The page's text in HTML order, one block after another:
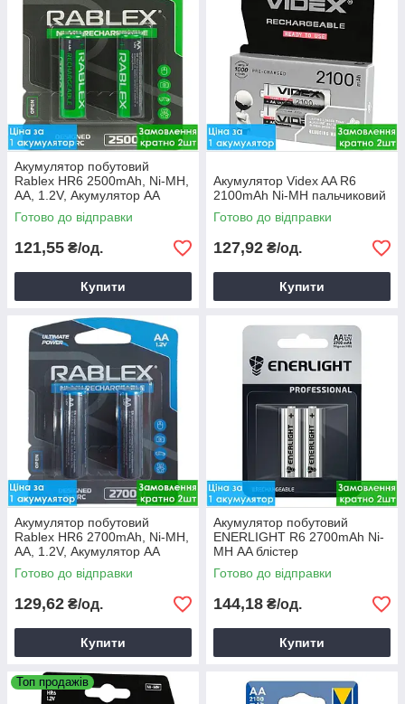
Акумулятор побутовий
Rablex HR6 2500mAh, Ni-MH,
АA, 1.2V, Акумулятор AA
Готово до відправки
121,55 ₴/од.
Купити
Акумулятор Videx AA R6
2100mAh Ni-MH пальчиковий
Готово до відправки
127,92 ₴/од.
Купити
Акумулятор побутовий
Rablex HR6 2700mAh, Ni-MH,
АA, 1.2V, Акумулятор AA
Готово до відправки
129,62 ₴/од.
Купити
Акумулятор побутовий
ENERLIGHT R6 2700mAh Ni-
MH АA блістер
Готово до відправки
144,18 ₴/од.
Купити
Топ продажів